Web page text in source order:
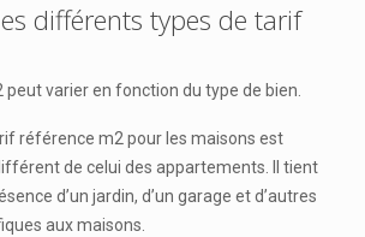
différents types de tarif
peut varier en fonction du type de bien.
référence m2 pour les maisons est
de celui des appartements. Il tient
d’un jardin, d’un garage et d’autres
aux maisons.